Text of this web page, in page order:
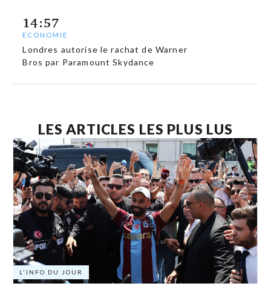
14:57
ECONOMIE
Londres autorise le rachat de Warner
Bros par Paramount Skydance
LES ARTICLES LES PLUS LUS
L'INFO DU JOUR